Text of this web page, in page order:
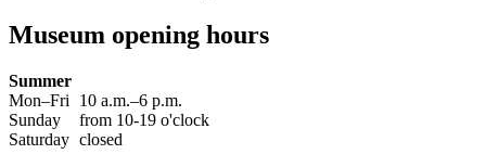
Museum opening hours
Summer
Mon–Fri
10 a.m.–6 p.m.
Sunday
from 10-19 o'clock
Saturday closed